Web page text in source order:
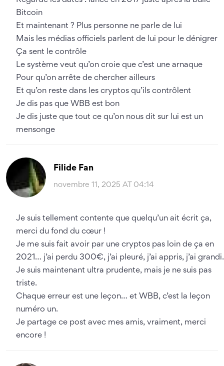
Bitcoin
Et maintenant ? Plus personne ne parle de lui
Mais les médias officiels parlent de lui pour le dénigrer
Ça sent le contrôle
Le système veut qu’on croie que c’est une arnaque
Pour qu’on arrête de chercher ailleurs
Et qu’on reste dans les cryptos qu’ils contrôlent
Je dis pas que WBB est bon
Je dis juste que tout ce qu’on nous dit sur lui est un
mensonge
Filide Fan
novembre 11, 2025 AT 04:14
Je suis tellement contente que quelqu’un ait écrit ça,
merci du fond du cœur !
Je me suis fait avoir par une cryptos pas loin de ça en
2021… j’ai perdu 300€, j’ai pleuré, j’ai appris, j’ai grandi.
Je suis maintenant ultra prudente, mais je ne suis pas
triste.
Chaque erreur est une leçon… et WBB, c’est la leçon
numéro un.
Je partage ce post avec mes amis, vraiment, merci
encore !